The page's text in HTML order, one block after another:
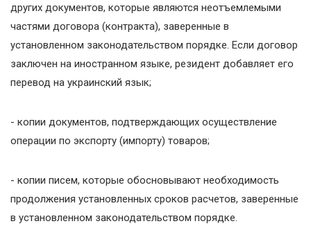
других документов, которые являются неотъемлемыми
частями договора (контракта), заверенные в
установленном законодательством порядке. Если договор
заключен на иностранном языке, резидент добавляет его
перевод на украинский язык;
- копии документов, подтверждающих осуществление
операции по экспорту (импорту) товаров;
- копии писем, которые обосновывают необходимость
продолжения установленных сроков расчетов, заверенные
в установленном законодательством порядке.